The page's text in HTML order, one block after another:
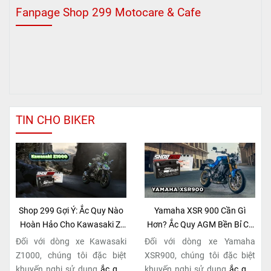
Fanpage Shop 299 Motocare & Cafe
TIN CHO BIKER
Shop 299 Gợi Ý: Ắc Quy Nào
Hoàn Hảo Cho Kawasaki Z-
Series Naked Bike?
Đối với dòng xe Kawasaki
Z1000, chúng tôi đặc biệt
Yamaha XSR 900 Cần Gì
Hơn? Ắc Quy AGM Bền Bỉ Có
Tại Shop 299
Đối với dòng xe Yamaha
XSR900, chúng tôi đặc biệt